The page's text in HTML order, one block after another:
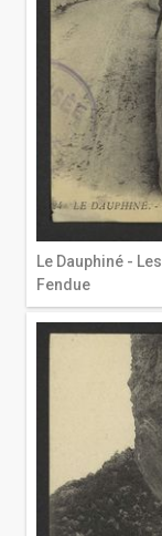
Le Dauphiné -
Fendue